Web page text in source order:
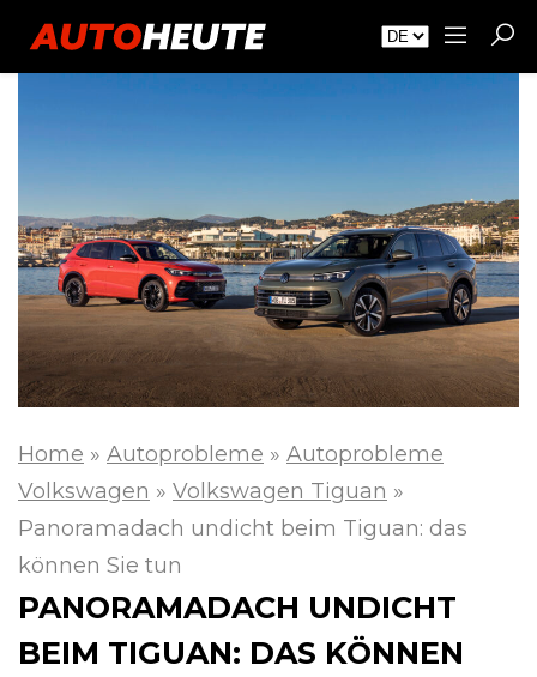
Home » Autoprobleme » Autoprobleme
Volkswagen » Volkswagen Tiguan »
Panoramadach undicht beim Tiguan: das
können Sie tun
PANORAMADACH UNDICHT
BEIM TIGUAN: DAS KÖNNEN